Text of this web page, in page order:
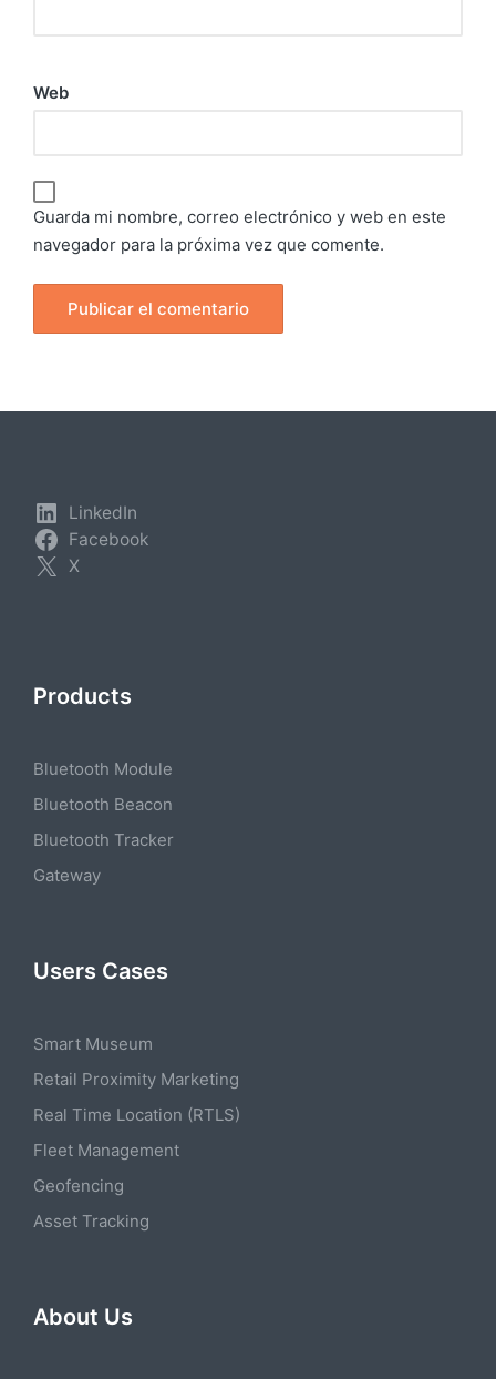
Web
Guarda mi nombre, correo electrónico y web en este
navegador para la próxima vez que comente.
LinkedIn
Facebook
X
Products
Bluetooth Module
Bluetooth Beacon
Bluetooth Tracker
Gateway
Users Cases
Smart Museum
Retail Proximity Marketing
Real Time Location (RTLS)
Fleet Management
Geofencing
Asset Tracking
About Us